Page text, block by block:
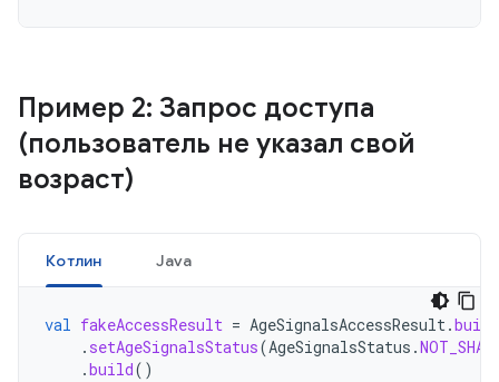
Пример 2: Запрос доступа
(пользователь не указал свой
возраст)
Котлин Java
val fakeAccessResult = AgeSignalsAccessResult.
. setAgeSignalsStatus(AgeSignalsStatus .
.build()